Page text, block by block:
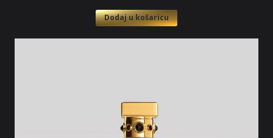
Dodaj u košaricu